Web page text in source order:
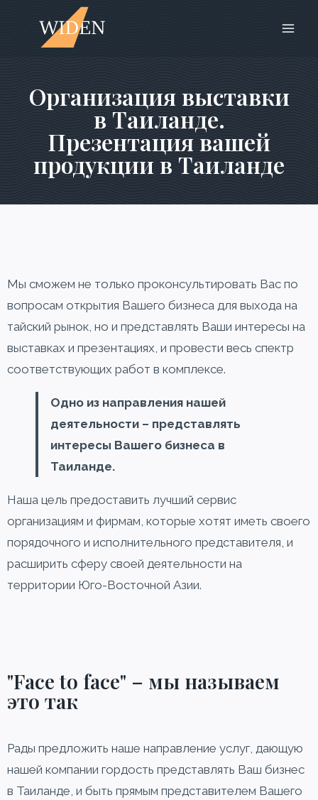
Организация выставки
в Таиланде.
Презентация вашей
продукции в Таиланде
Мы сможем не только проконсультировать Вас по
вопросам открытия Вашего бизнеса для выхода на
тайский рынок, но и представлять Ваши интересы на
выставках и презентациях, и провести весь спектр
соответствующих работ в комплексе.
Одно из направления нашей
деятельности – представлять
интересы Вашего бизнеса в
Таиланде.
Наша цель предоставить лучший сервис
организациям и фирмам, которые хотят иметь своего
порядочного и исполнительного представителя, и
расширить сферу своей деятельности на
территории Юго-Восточной Азии.
"Face to face" – мы называем
это так
Рады предложить наше направление услуг, дающую
нашей компании гордость представлять Ваш бизнес
в Таиланде, и быть прямым представителем Вашего